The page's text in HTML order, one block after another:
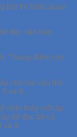
bài thi hoặc quay
đọc văn bản.
Thang điểm cho
cho hai câu hỏi
và 6.
nhìn thấy một áp
để đọc tất cả
và 9.